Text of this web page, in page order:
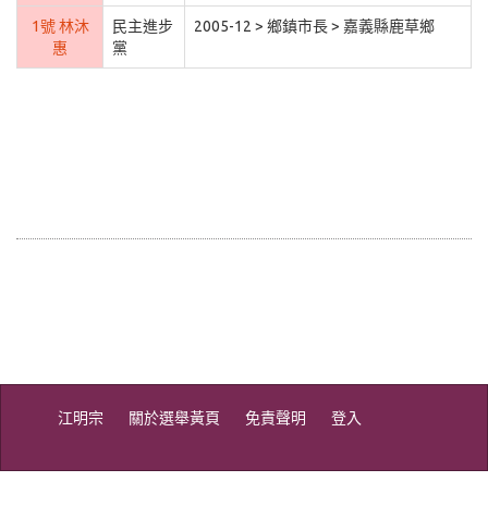
1號 林沐
惠
民主進步
黨
2005-12 > 鄉鎮市長 > 嘉義縣鹿草鄉
江明宗 關於選舉黃頁 免責聲明 登入